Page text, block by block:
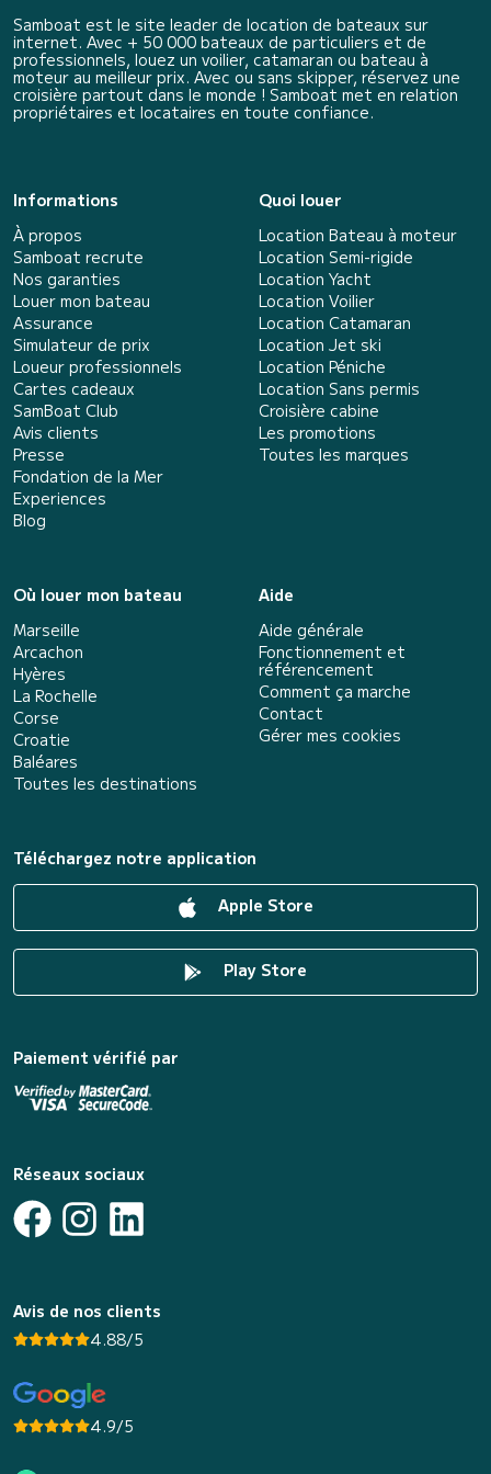
Samboat est le site leader de location de bateaux sur
internet. Avec + 50 000 bateaux de particuliers et de
professionnels, louez un voilier, catamaran ou bateau à
moteur au meilleur prix. Avec ou sans skipper, réservez une
croisière partout dans le monde ! Samboat met en relation
propriétaires et locataires en toute confiance.
Informations
À propos
Samboat recrute
Nos garanties
Louer mon bateau
Assurance
Simulateur de prix
Loueur professionnels
Cartes cadeaux
SamBoat Club
Avis clients
Presse
Fondation de la Mer
Experiences
Blog
Quoi louer
Location Bateau à moteur
Location Semi-rigide
Location Yacht
Location Voilier
Location Catamaran
Location Jet ski
Location Péniche
Location Sans permis
Croisière cabine
Les promotions
Toutes les marques
Où louer mon bateau
Marseille
Arcachon
Hyères
La Rochelle
Corse
Croatie
Baléares
Toutes les destinations
Aide
Aide générale
Fonctionnement et
référencement
Comment ça marche
Contact
Gérer mes cookies
Téléchargez notre application
Apple Store
Play Store
Paiement vérifié par
Réseaux sociaux
Avis de nos clients
4.88/5
4.9/5